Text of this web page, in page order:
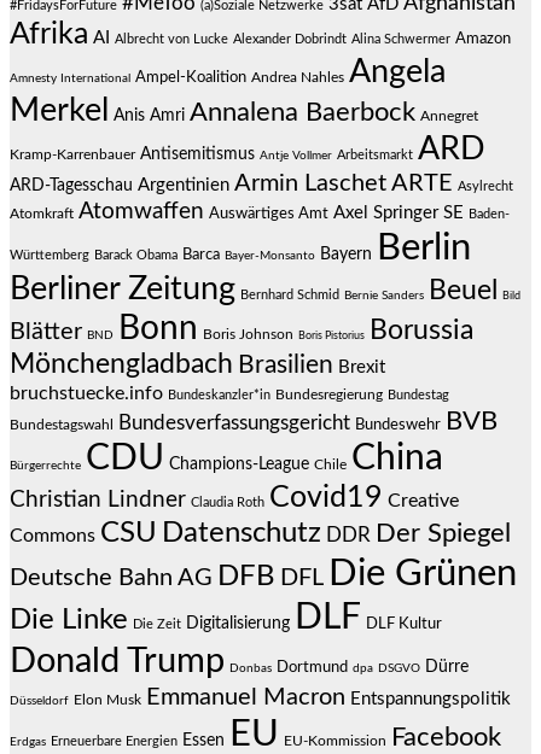
#FridaysForFuture (a)Soziale Netzwerke 3sat AfD
Afrika AI Albrecht von Lucke Alexander Dobrindt Alina Schwermer Amazon
Amnesty International Ampel-Koalition Andrea Nahles Angela
Merkel
Anis Amri Annalena Baerbock Annegret
Kramp-Karrenbauer Antisemitismus Antje Vollmer Arbeitsmarkt ARD
ARD-Tagesschau Argentinien Armin Laschet ARTE Asylrecht
Atomkraft Atomwaffen Auswärtiges Amt Axel Springer SE Baden-
Württemberg Barack Obama Barca Bayer-Monsanto Bayern Berlin
Berliner Zeitung Bernhard Schmid Bernie Sanders Beuel Bild
Blätter BND Bonn Boris Johnson Boris Pistorius
Borussia
Mönchengladbach Brasilien Brexit
bruchstuecke.info Bundeskanzler*in Bundesregierung Bundestag
Bundestagswahl Bundesverfassungsgericht Bundeswehr BVB
Bürgerrechte CDU Champions-League Chile China
Christian Lindner Claudia Roth Covid19 Creative
Commons CSU Datenschutz DDR Der Spiegel
Deutsche Bahn AG DFB DFL Die Grünen
Die Linke Die Zeit Digitalisierung DLF DLF Kultur
Donald Trump Donbas Dortmund dpa DSGVO Dürre
Düsseldorf Elon Musk Emmanuel Macron Entspannungspolitik
Erdgas Erneuerbare Energien Essen EU EU-Kommission Facebook